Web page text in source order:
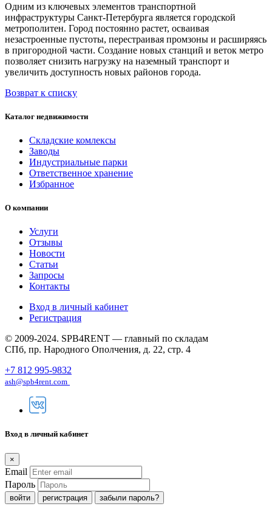
Одним из ключевых элементов транспортной
инфраструктуры Санкт-Петербурга является городской
метрополитен. Город постоянно растет, осваивая
незастроенные пустоты, перестраивая промзоны и расширяясь
в пригородной части. Создание новых станций и веток метро
позволяет снизить нагрузку на наземный транспорт и
увеличить доступность новых районов города.
Возврат к списку
Каталог недвижимости
Складские комлексы
Заводы
Индустриальные парки
Ответственное хранение
Избранное
О компании
Услуги
Отзывы
Новости
Статьи
Запросы
Контакты
Вход в личный кабинет
Регистрация
© 2009-2024. SPB4RENT — главный по складам
СПб, пр. Народного Ополчения, д. 22, стр. 4
+7 812 995-9832
ash@spb4rent.com
Вход в личный кабинет
×
Email
Пароль
регистрация забыли пароль?